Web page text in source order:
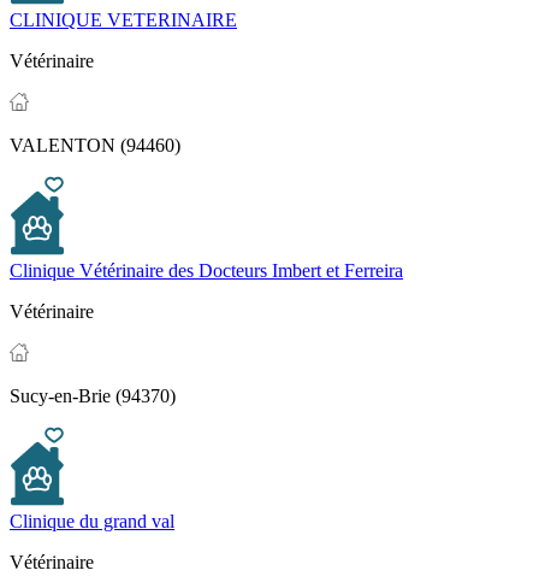
CLINIQUE VETERINAIRE
Vétérinaire
VALENTON (94460)
Clinique Vétérinaire des Docteurs Imbert et Ferreira
Vétérinaire
Sucy-en-Brie (94370)
Clinique du grand val
Vétérinaire